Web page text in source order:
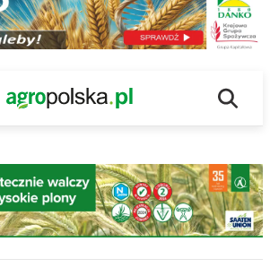
Main Logo